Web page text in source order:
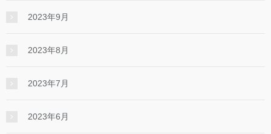
2023年9月
2023年8月
2023年7月
2023年6月